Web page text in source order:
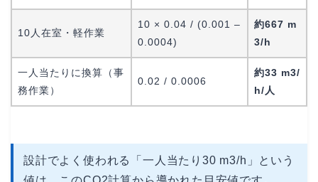
10人在室・軽作業
10 × 0.04 / (0.001 –
0.0004)
約667 m
3/h
一人当たりに換算（事
務作業）
0.02 / 0.0006
約33 m3/
h/人
設計でよく使われる「一人当たり30 m3/h」という